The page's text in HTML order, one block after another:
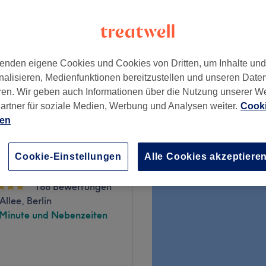
Förderung der
120 €
entfernt des
studio „Harmonie“
188 Bewertungen
Berlin
und Nebenzeiten
eigene Cookies und Cookies von Dritten, um Inhalte
Medienfunktionen bereitzustellen und unseren
Wir geben auch Informationen über die Nutzung unserer
für soziale Medien, Werbung und Analysen weiter.
Cookie-Einstellungen Alle Cookies akzeptieren